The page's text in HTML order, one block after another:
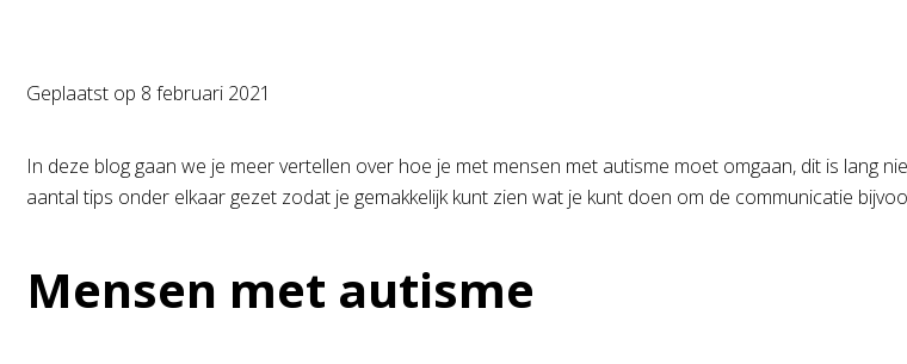
Geplaatst op 8 februari 2021
In deze blog gaan we je meer vertellen over hoe je met mensen met autisme moet omgaan, dit is lang
aantal tips onder elkaar gezet zodat je gemakkelijk kunt zien wat je kunt doen om de communicatie
Mensen met autisme